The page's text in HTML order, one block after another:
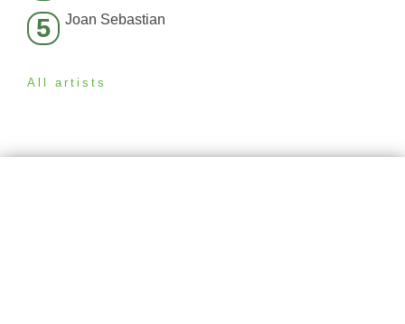
5 Joan Sebastian
All artists